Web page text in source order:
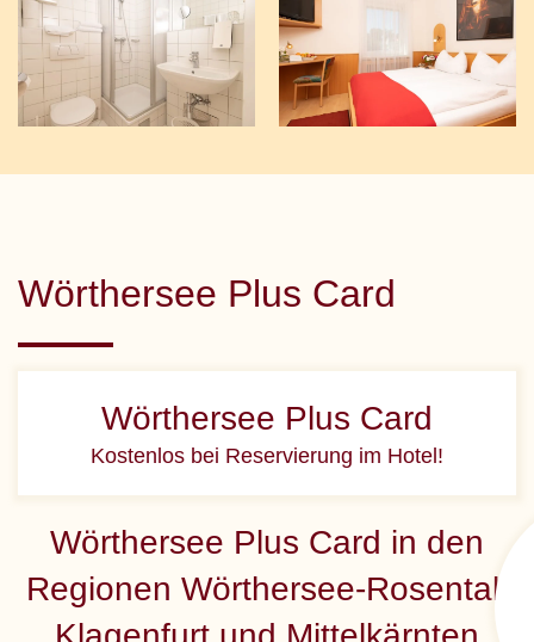
Wörthersee Plus Card
Wörthersee Plus Card
Kostenlos bei Reservierung im Hotel!
Wörthersee Plus Card in den
Regionen Wörthersee-Rosental,